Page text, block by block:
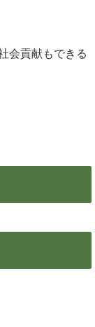
会貢献もできる